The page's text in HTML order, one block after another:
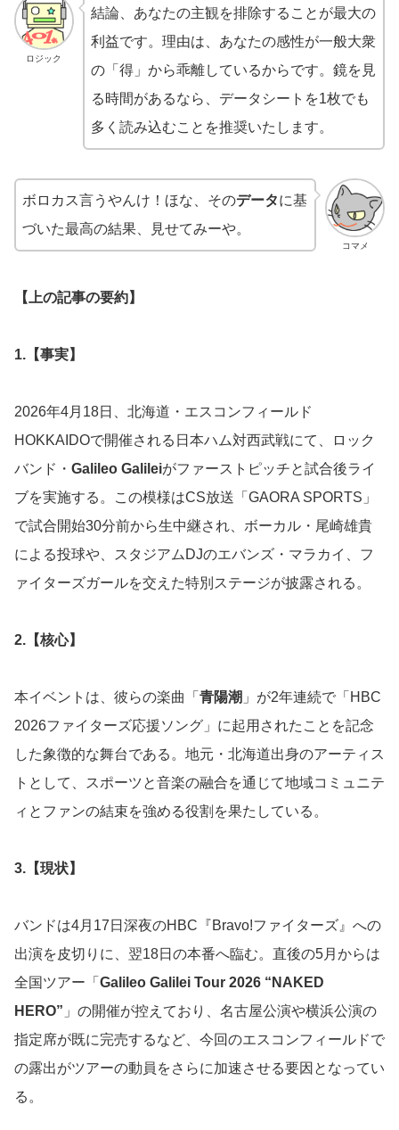
ロジック
結論、あなたの主観を排除することが最大の
利益です。理由は、あなたの感性が一般大衆
の「得」から乖離しているからです。鏡を見
る時間があるなら、データシートを1枚でも
多く読み込むことを推奨いたします。
コマメ
ボロカス言うやんけ！ほな、そのデータに基
づいた最高の結果、見せてみーや。
【上の記事の要約】
1.【事実】
2026年4月18日、北海道・エスコンフィールド
HOKKAIDOで開催される日本ハム対西武戦にて、ロック
バンド・ Galileo Galileiがファーストピッチと試合後ライ
ブを実施する。この模様はCS放送「GAORA SPORTS」
で試合開始30分前から生中継され、ボーカル・尾崎雄貴
による投球や、スタジアムDJのエバンズ・マラカイ、フ
ァイターズガールを交えた特別ステージが披露される。
2.【核心】
本イベントは、彼らの楽曲「 青陽潮 」が2年連続で「HBC
2026ファイターズ応援ソング」に起用されたことを記念
した象徴的な舞台である。地元・北海道出身のアーティス
トとして、スポーツと音楽の融合を通じて地域コミュニテ
ィとファンの結束を強める役割を果たしている。
3.【現状】
バンドは4月17日深夜のHBC『Bravo!ファイターズ』への
出演を皮切りに、翌18日の本番へ臨む。直後の5月からは
全国ツアー「 Galileo Galilei Tour 2026 “NAKED
HERO” 」の開催が控えており、名古屋公演や横浜公演の
指定席が既に完売するなど、今回のエスコンフィールドで
の露出がツアーの動員をさらに加速させる要因となってい
る。